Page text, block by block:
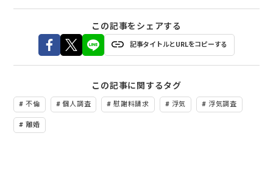
この記事をシェアする
記事タイトルとURLをコピーする
この記事に関するタグ
不倫 個人調査 慰謝料請求 浮気 浮気調査
離婚